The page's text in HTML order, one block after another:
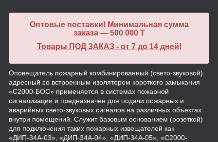
Оптовые поставки! Минимальная сумма
заказа — 500 000 T
Товары ПОД ЗАКАЗ - от 7 до 14 дней!
Оповещатель пожарный комбинированный (свето-звуковой)
адресный со встроенным изолятором короткого замыкания
«С2000-БОС» применяется в системах пожарной
сигнализации и предназначен для подачи пожарных и
аварийных свето-звуковых сигналов на различных объектах
внутри помещений. Служит базовым основанием (розеткой)
для подключения таких пожарных извещателей как
«ДИП-34А-03», «ДИП-34А-04», «ДИП-34А-05», «С2000-